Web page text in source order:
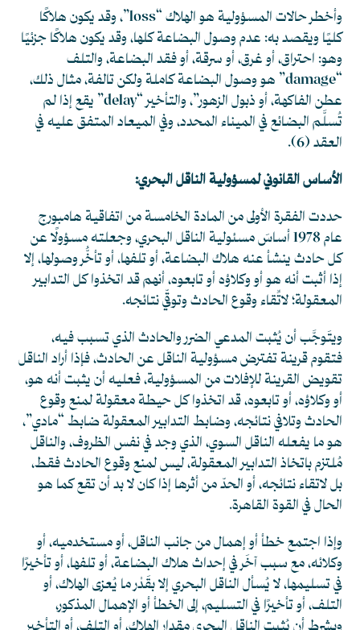
وأخطر حالات المسؤولية هو الهلاك “loss”، وقد يكون هلاكًا
كليًا ويقصد به: عدم وصول البضاعة كلها، وقد يكون هلاكًا جزئيًا
وهو: احتراق، أو غرق، أو سرقة، أو فقد البضاعة، والتلف
“damage” هو وصول البضاعة كاملة ولكن تالفة، مثال ذلك،
عطن الفاكهة، أو ذبول الزهور”، والتأخير “delay” يقع إذا لم
تُسلَّم البضائع في الميناء المحدد، وفي الميعاد المتفق عليه في
العقد(6)
.
الأساس القانوني لمسؤولية الناقل البحري:
حددت الفقرة الأولى من المادة الخامسة من اتفاقية هامبورج
عام 1978 أساسَ مسئولية الناقل البحري، وجعلته مسؤولًا عن
كل حادث ينشأ عنه هلاك البضاعة، أو تلفها، أو تأخُّر وصولها، إلا
إذا أثبت أنه هو أو وكلاؤه أو تابعوه، أنهم قد اتخذوا كل التدابير
المعقولة؛ لاتِّقاء وقوع الحادث وتوقّي نتائجه.
ويتَوجَّب أن يُثبت المدعي الضرر والحادث الذي تسبب فيه،
فتقوم قرينة تفترض مسؤولية الناقل عن الحادث، فإذا أراد الناقل
تقويض القرينة للإفلات من المسؤولية، فعليه أن يثبت أنه هو،
أو وكلاؤه، أو تابعوه، قد اتخذوا كل حيطة معقولة لمنع وقوع
الحادث وتلافي نتائجه، وضابط التدابير المعقولة ضابط “مادي”،
هو ما يفعله الناقل السوي، الذي وجد في نفس الظروف، والناقل
مُلتزم باتخاذ التدابير المعقولة، ليس لمنع وقوع الحادث فقط،
بل لاتقاء نتائجه، أو الحدّ من أثرها إذا كان لا بد أن تقع كما هو
الحال في القوة القاهرة.
وإذا اجتمع خطأ أو إهمال من جانب الناقل، أو مستخدميه، أو
وكلائه، مع سبب آخَر في إحداث هلاك البضاعة، أو تلفها، أو تأخيرًا
في تسليمها، لا يُسأل الناقل البحري إلا بقَدْر ما يُعزى الهلاك، أو
التلف، أو تأخيرًا في التسليم، إلى الخطأ أو الإهمال المذكور،